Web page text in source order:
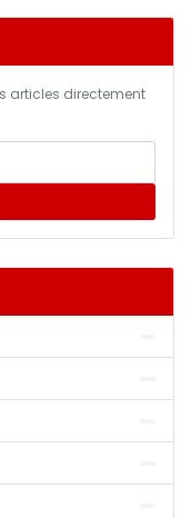
articles directement